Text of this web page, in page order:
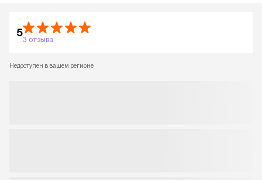
5
3 отзыва
Недоступен в вашем регионе